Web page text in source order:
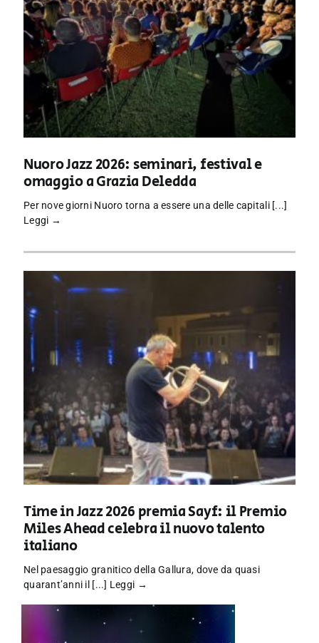
Nuoro Jazz 2026: seminari, festival e
omaggio a Grazia Deledda
Per nove giorni Nuoro torna a essere una delle capitali [...]
Leggi →
Time in Jazz 2026 premia Sayf: il Premio
Miles Ahead celebra il nuovo talento
italiano
Nel paesaggio granitico della Gallura, dove da quasi
quarant’anni il [...] Leggi →